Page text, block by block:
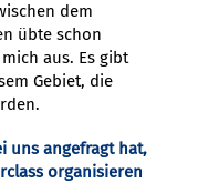
dem
übte schon
aus. Es gibt
Gebiet, die
uns angefragt hat,
organisieren